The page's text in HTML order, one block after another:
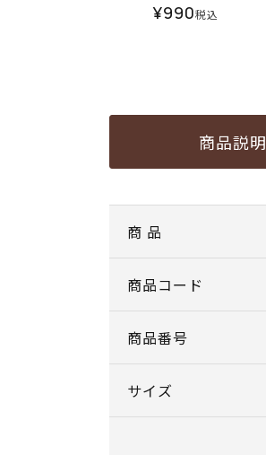
¥990税込
商品説明
商 品
商品コード
商品番号
サイズ